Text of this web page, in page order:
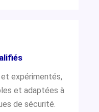
expérimentés,
et adaptées à
de sécurité.